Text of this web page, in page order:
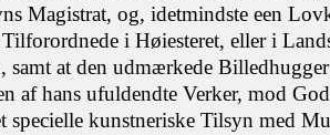
Magistrat, og, idetmindste een
i Høiesteret, eller i
samt at den udmærkede
af hans ufuldendte Verker, mod
specielle kunstneriske Tilsyn med